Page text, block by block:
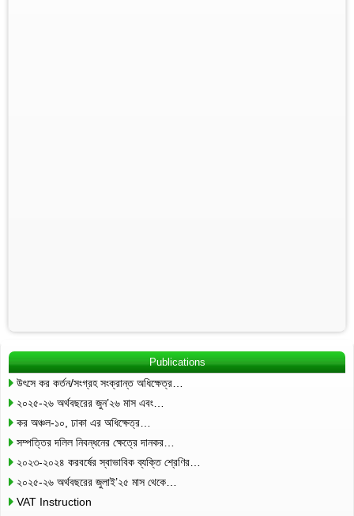
Publications
উৎসে কর কর্তন/সংগ্রহ সংক্রান্ত অধিক্ষেত্র…
২০২৫-২৬ অর্থবছরের জুন’২৬ মাস এবং…
কর অঞ্চল-১০, ঢাকা এর অধিক্ষেত্র…
সম্পত্তির দলিল নিবন্ধনের ক্ষেত্রে দানকর…
২০২৩-২০২৪ করবর্ষের স্বাভাবিক ব্যক্তি শ্রেণির…
২০২৫-২৬ অর্থবছরের জুলাই’২৫ মাস থেকে…
VAT Instruction